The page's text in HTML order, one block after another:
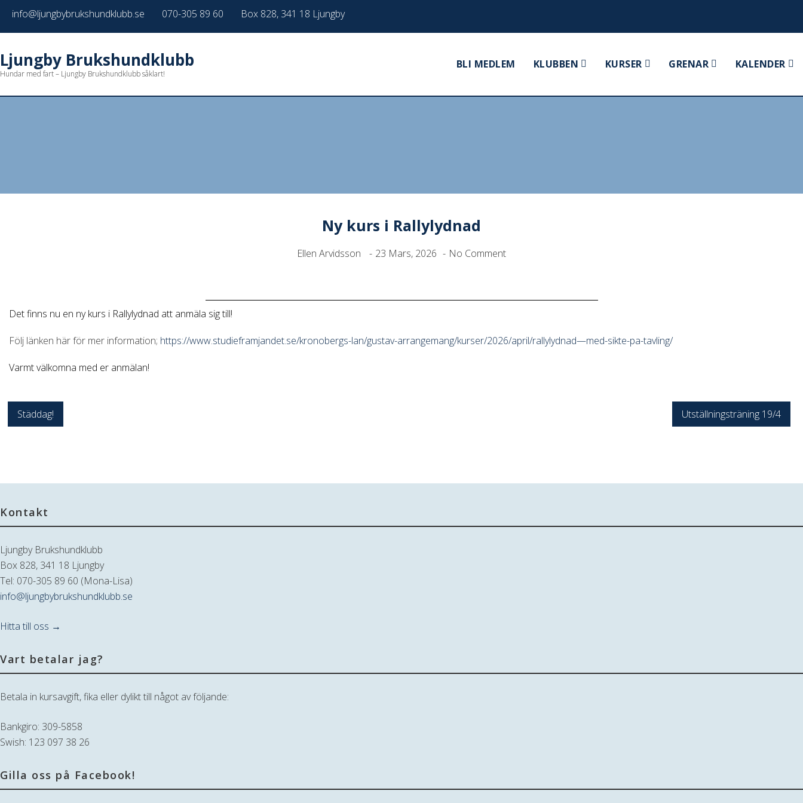
info@ljungbybrukshundklubb.se 070-305 89 60 Box 828, 341 18 Ljungby
Ljungby Brukshundklubb
Hundar med fart – Ljungby Brukshundklubb såklart!
BLI MEDLEM KLUBBEN KURSER GRENAR KALENDER
Ny kurs i Rallylydnad
Ellen Arvidsson 23 Mars, 2026 No Comment
Det finns nu en ny kurs i Rallylydnad att anmäla sig till!
Följ länken här för mer information; https://www.studieframjandet.se/kronobergs-lan/gustav-arrangemang/kurser/2026/april/rallylydnad—med-sikte-pa-tavling/
Varmt välkomna med er anmälan!
Inläggsnavigering
Städdag! Utställningsträning 19/4
Kontakt
Ljungby Brukshundklubb
Box 828, 341 18 Ljungby
Tel: 070-305 89 60 (Mona-Lisa)
info@ljungbybrukshundklubb.se
Hitta till oss →
Vart betalar jag?
Betala in kursavgift, fika eller dylikt till något av följande:
Bankgiro: 309-5858
Swish: 123 097 38 26
Gilla oss på Facebook!